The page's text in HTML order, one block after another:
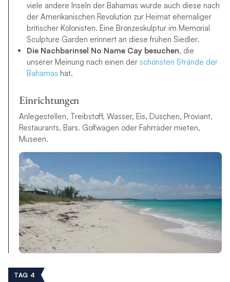
viele andere Inseln der Bahamas wurde auch diese nach
der Amerikanischen Revolution zur Heimat ehemaliger
britischer Kolonisten. Eine Bronzeskulptur im Memorial
Sculpture Garden erinnert an diese frühen Siedler.
Die Nachbarinsel No Name Cay besuchen, die
unserer Meinung nach einen der schönsten Strände der
Bahamas hat.
Einrichtungen
Anlegestellen, Treibstoff, Wasser, Eis, Duschen, Proviant,
Restaurants, Bars. Golfwagen oder Fahrräder mieten,
Museen.
TAG 4